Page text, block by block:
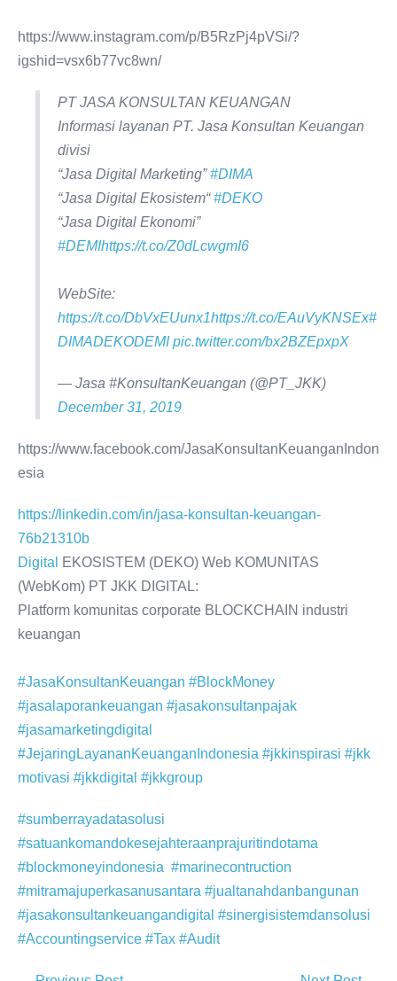
https://www.instagram.com/p/B5RzPj4pVSi/?
igshid=vsx6b77vc8wn/
PT JASA KONSULTAN KEUANGAN
Informasi layanan PT. Jasa Konsultan Keuangan
divisi
“Jasa Digital Marketing”#DIMA
“Jasa Digital Ekosistem“#DEKO
“Jasa Digital Ekonomi”
#DEMIhttps://t.co/Z0dLcwgmI6
WebSite:
https://t.co/DbVxEUunx1https://t.co/EAuVyKNSEx#
DIMADEKODEMI pic.twitter.com/bx2BZEpxpX
— Jasa #KonsultanKeuangan (@PT_JKK)
December 31, 2019
https://www.facebook.com/JasaKonsultanKeuanganIndon
esia
https://linkedin.com/in/jasa-konsultan-keuangan-
76b21310b
Digital
EKOSISTEM (DEKO) Web KOMUNITAS
(WebKom) PT JKK DIGITAL:
Platform komunitas corporate BLOCKCHAIN industri
keuangan
#JasaKonsultanKeuangan #BlockMoney
#jasalaporankeuangan #jasakonsultanpajak
#jasamarketingdigital
#JejaringLayananKeuanganIndonesia #jkkinspirasi #jkk
motivasi #jkkdigital #jkkgroup
#sumberrayadatasolusi
#satuankomandokesejahteraanprajuritindotama
#blockmoneyindonesia #marinecontruction
#mitramajuperkasanusantara #jualtanahdanbangunan
#jasakonsultankeuangandigital #sinergisistemdansolusi
#Accountingservice #Tax #Audit